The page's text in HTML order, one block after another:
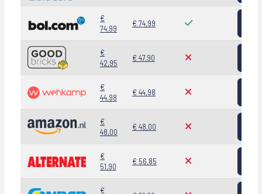
€
74,99
€ 74,99
€
42,95
€ 47,90
€
44,98
€ 44,98
€
48,00
€ 48,00
€
51,90
€ 56,85
€